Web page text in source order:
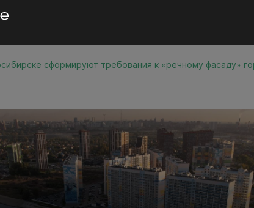
сформируют требования к «речному фасаду»